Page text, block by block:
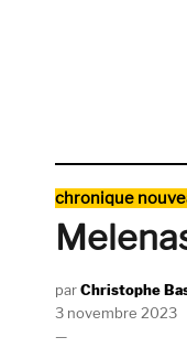
Catégories
chronique
AuteurChristophe
Publié
le
3 novembre 2023